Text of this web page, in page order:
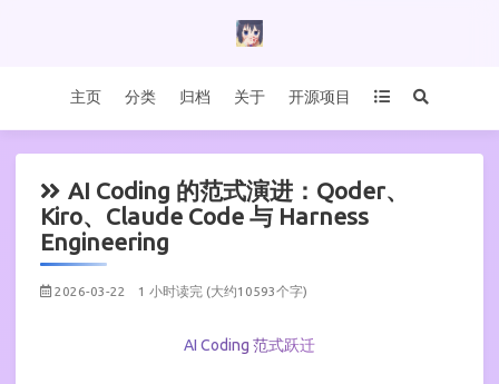
主页 分类 归档 关于 开源项目
AI Coding 的范式演进：Qoder、
Kiro、Claude Code 与 Harness
Engineering
2026-03-22 1 小时读完 (大约10593个字)
AI Coding 范式跃迁